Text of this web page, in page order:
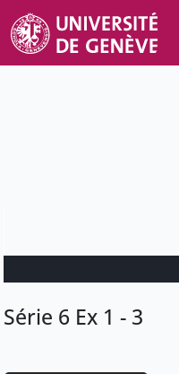
Série 6 Ex 1 - 3